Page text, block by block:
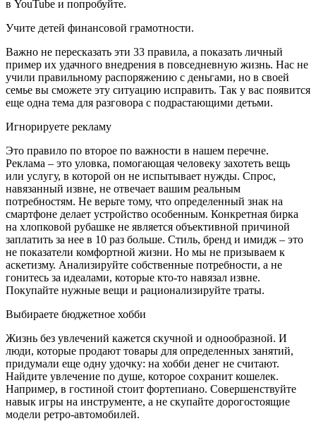
в YouTube и попробуйте.
Учите детей финансовой грамотности.
Важно не пересказать эти 33 правила, а показать личный
пример их удачного внедрения в повседневную жизнь. Нас не
учили правильному распоряжению с деньгами, но в своей
семье вы сможете эту ситуацию исправить. Так у вас появится
еще одна тема для разговора с подрастающими детьми.
Игнорируете рекламу
Это правило по второе по важности в нашем перечне.
Реклама – это уловка, помогающая человеку захотеть вещь
или услугу, в которой он не испытывает нужды. Спрос,
навязанный извне, не отвечает вашим реальным
потребностям. Не верьте тому, что определенный знак на
смартфоне делает устройство особенным. Конкретная бирка
на хлопковой рубашке не является объективной причиной
заплатить за нее в 10 раз больше. Стиль, бренд и имидж – это
не показатели комфортной жизни. Но мы не призываем к
аскетизму. Анализируйте собственные потребности, а не
гонитесь за идеалами, которые кто-то навязал извне.
Покупайте нужные вещи и рационализируйте траты.
Выбираете бюджетное хобби
Жизнь без увлечений кажется скучной и однообразной. И
люди, которые продают товары для определенных занятий,
придумали еще одну удочку: на хобби денег не считают.
Найдите увлечение по душе, которое сохранит кошелек.
Например, в гостиной стоит фортепиано. Совершенствуйте
навык игры на инструменте, а не скупайте дорогостоящие
модели ретро-автомобилей.